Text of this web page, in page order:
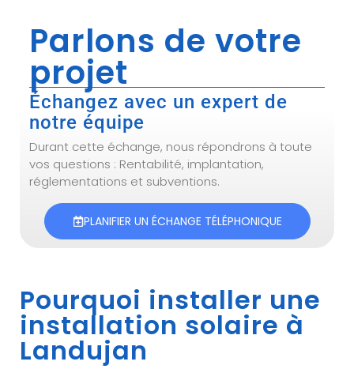
Parlons de votre
projet
Échangez avec un expert de
notre équipe
Durant cette échange, nous répondrons à toute
vos questions : Rentabilité, implantation,
réglementations et subventions.
PLANIFIER UN ÉCHANGE TÉLÉPHONIQUE
Pourquoi installer une
installation solaire à
Landujan